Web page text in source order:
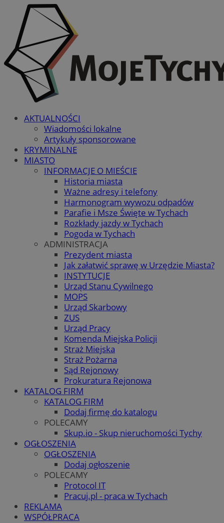
AKTUALNOŚCI
Wiadomości lokalne
Artykuły sponsorowane
KRYMINALNE
MIASTO
INFORMACJE O MIEŚCIE
Historia miasta
Ważne adresy i telefony
Harmonogram wywozu odpadów
Parafie i Msze Święte w Tychach
Rozkłady jazdy w Tychach
Pogoda w Tychach
ADMINISTRACJA
Prezydent miasta
Jak załatwić sprawę w Urzędzie Miasta?
INSTYTUCJE
Urząd Stanu Cywilnego
MOPS
Urząd Skarbowy
ZUS
Urząd Pracy
Komenda Miejska Policji
Straż Miejska
Straż Pożarna
Sąd Rejonowy
Prokuratura Rejonowa
KATALOG FIRM
KATALOG FIRM
Dodaj firmę do katalogu
POLECAMY
Skup.io - Skup nieruchomości Tychy
OGŁOSZENIA
OGŁOSZENIA
Dodaj ogłoszenie
POLECAMY
Protocol IT
Pracuj.pl - praca w Tychach
REKLAMA
WSPÓŁPRACA